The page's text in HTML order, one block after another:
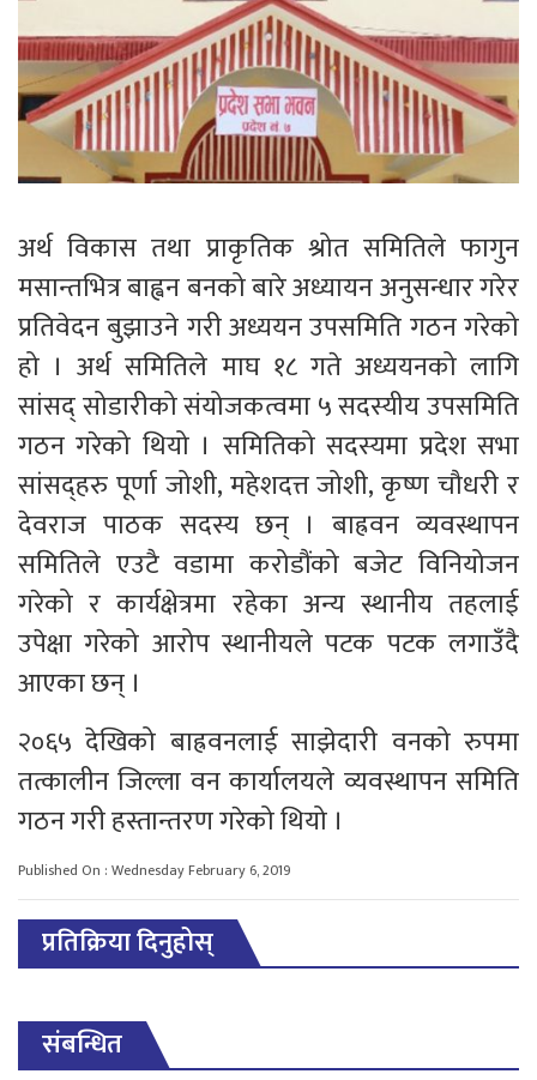
अर्थ विकास तथा प्राकृतिक श्रोत समितिले फागुन
मसान्तभित्र बाह्वन बनको बारे अध्यायन अनुसन्धार गरेर
प्रतिवेदन बुझाउने गरी अध्ययन उपसमिति गठन गरेको
हो । अर्थ समितिले माघ १८ गते अध्ययनको लागि
सांसद् सोडारीको संयोजकत्वमा ५ सदस्यीय उपसमिति
गठन गरेको थियो । समितिको सदस्यमा प्रदेश सभा
सांसद्हरु पूर्णा जोशी, महेशदत्त जोशी, कृष्ण चौधरी र
देवराज पाठक सदस्य छन् । बाह्रवन व्यवस्थापन
समितिले एउटै वडामा करोडौंको बजेट विनियोजन
गरेको र कार्यक्षेत्रमा रहेका अन्य स्थानीय तहलाई
उपेक्षा गरेको आरोप स्थानीयले पटक पटक लगाउँदै
आएका छन् ।
२०६५ देखिको बाह्रवनलाई साझेदारी वनको रुपमा
तत्कालीन जिल्ला वन कार्यालयले व्यवस्थापन समिति
गठन गरी हस्तान्तरण गरेको थियो ।
Published On : Wednesday February 6, 2019
प्रतिक्रिया दिनुहोस्
संबन्धित